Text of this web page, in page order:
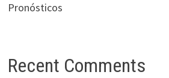
Pronósticos
Recent Comments